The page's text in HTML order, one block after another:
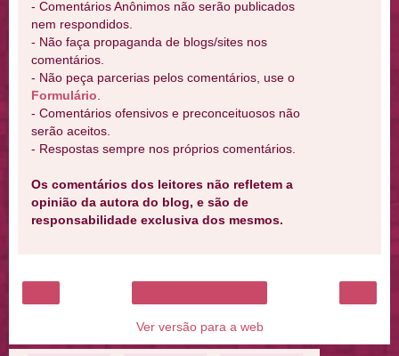
- Comentários Anônimos não serão publicados
nem respondidos.
- Não faça propaganda de blogs/sites nos
comentários.
- Não peça parcerias pelos comentários, use o
Formulário
- Comentários ofensivos e preconceituosos não
serão aceitos.
- Respostas sempre nos próprios comentários.
Os comentários dos leitores não refletem a
opinião da autora do blog, e são de
responsabilidade exclusiva dos mesmos.
Ver versão para a web